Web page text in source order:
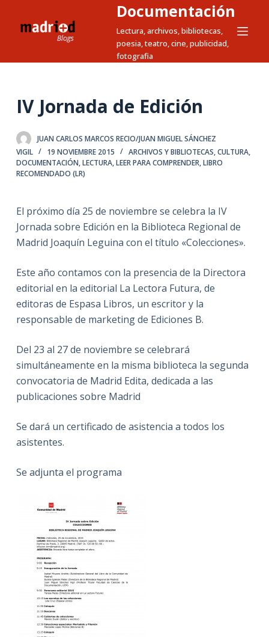
t
o
n
n
d
Documentación
Lectura, archivos, bibliotecas,
poesia, teatro, cine, publicidad,
fotografia
IV Jornada de Edición
JUAN CARLOS MARCOS RECIO/JUAN MIGUEL SÁNCHEZ
VIGIL
19 NOVIEMBRE 2015 ARCHIVOS Y BIBLIOTECAS,CULTURA,
DOCUMENTACIÓN,LECTURA,LEER PARA COMPRENDER,LIBRO
RECOMENDADO (LR)
El próximo día 25 de noviembre se celebra la IV
Jornada sobre Edición en la Biblioteca Regional de
Madrid Joaquín Leguina con el título «Colecciones».
Este año contamos con la presencia de la Directora
editorial en la editorial La Lectora Futura, de
editoras de Espasa Libros, un escritor y la
responsable de marketing de Ediciones B.
Del 23 al 27 de noviembre se celebrará
simultáneamente en la misma biblioteca la segunda
convocatoria de Madrid Edita, dedicada a las
publicaciones sobre Madrid
Se dará un certificado de asistencia a todos los
asistentes.
Se adjunta el programa